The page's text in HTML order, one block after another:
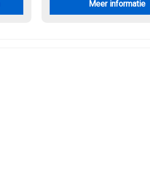
Meer informatie